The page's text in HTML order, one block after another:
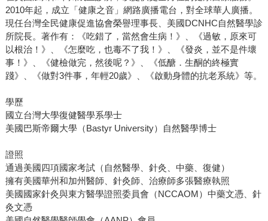
2010年起，成立「健康之音」網路廣播電台，對全球華人廣播。
現任台灣全民健康促進協會榮譽理事長、美國DCNHC自然醫學診
所院長。著作有：《吃錯了，當然會生病！》、《過敏，原來可
以根治！》、《怎麼吃，也毒不了我！》、《發炎，並不是件壞
事！》、《健檢做完，然後呢？》、《低醣．生酮的終極實
踐》、《做對3件事，年輕20歲》、《啟動身體的抗老系統》等。
學歷
國立台灣大學復健醫學系學士
美國巴斯帝爾大學（Bastyr University）自然醫學博士
證照
通過美國四項國家考試（自然醫學、針灸、中藥、復健）
擁有美國華州和加州醫師、針灸師、治療師多張醫療執照
美國國家針灸與東方醫學證照委員會（NCCAOM）中藥文憑、針
灸文憑